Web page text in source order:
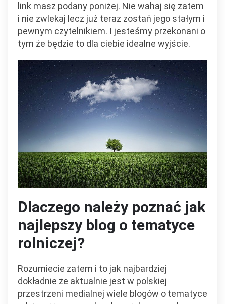
link masz podany poniżej. Nie wahaj się zatem
i nie zwlekaj lecz już teraz zostań jego stałym i
pewnym czytelnikiem. I jesteśmy przekonani o
tym że będzie to dla ciebie idealne wyjście.
Dlaczego należy poznać jak
najlepszy blog o tematyce
rolniczej?
Rozumiecie zatem i to jak najbardziej
dokładnie że aktualnie jest w polskiej
przestrzeni medialnej wiele blogów o tematyce